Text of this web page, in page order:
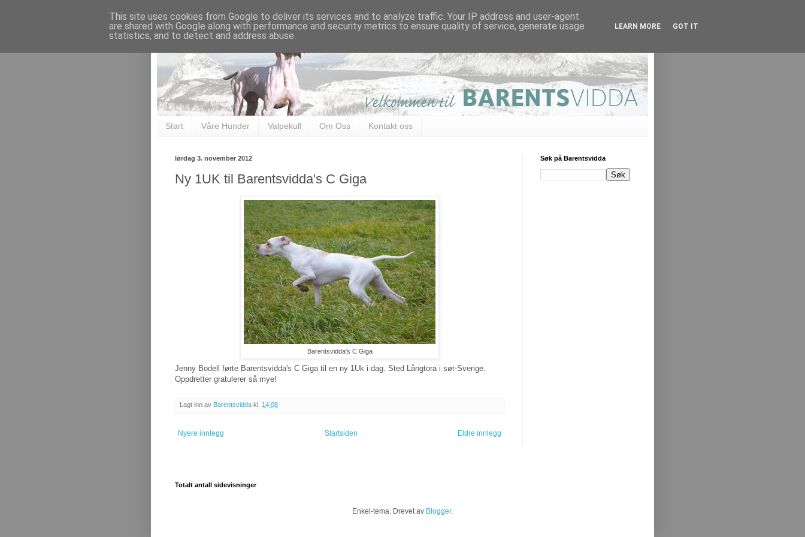
Start Våre Hunder Valpekull Om Oss Kontakt oss
lørdag 3. november 2012
Ny 1UK til Barentsvidda's C Giga
Barentsvidda's C Giga
Jenny Bodell førte Barentsvidda's C Giga til en ny 1Uk i dag. Sted Långtora i sør-Sverige.
Oppdretter gratulerer så mye!
Lagt inn av Barentsvidda kl. 14:08
Nyere innlegg Eldre innlegg
Startsiden
Søk på Barentsvidda
Totalt antall sidevisninger
Enkel-tema. Drevet av Blogger.
This site uses cookies from Google to deliver its services and to analyze traffic. Your IP address and user-agent
are shared with Google along with performance and security metrics to ensure quality of service, generate usage
statistics, and to detect and address abuse.
LEARN MORE GOT IT